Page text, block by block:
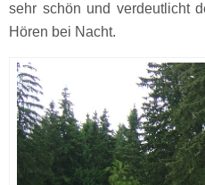
sehr schön und verdeutlicht
Hören bei Nacht.